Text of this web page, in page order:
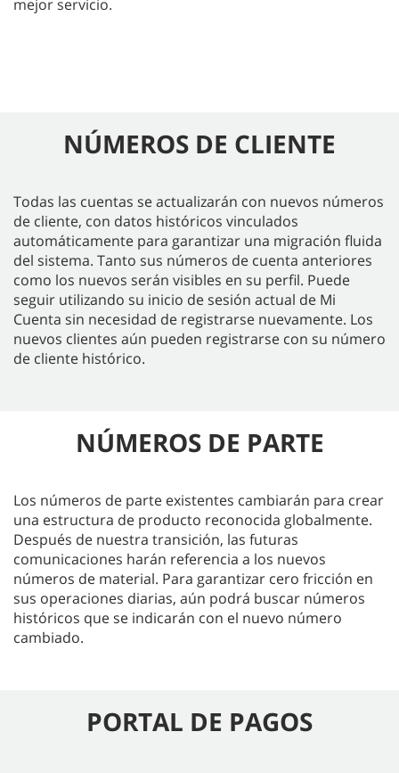
mejor servicio.
NÚMEROS DE CLIENTE
Todas las cuentas se actualizarán con nuevos números
de cliente, con datos históricos vinculados
automáticamente para garantizar una migración fluida
del sistema. Tanto sus números de cuenta anteriores
como los nuevos serán visibles en su perfil. Puede
seguir utilizando su inicio de sesión actual de Mi
Cuenta sin necesidad de registrarse nuevamente. Los
nuevos clientes aún pueden registrarse con su número
de cliente histórico.
NÚMEROS DE PARTE
Los números de parte existentes cambiarán para crear
una estructura de producto reconocida globalmente.
Después de nuestra transición, las futuras
comunicaciones harán referencia a los nuevos
números de material. Para garantizar cero fricción en
sus operaciones diarias, aún podrá buscar números
históricos que se indicarán con el nuevo número
cambiado.
PORTAL DE PAGOS